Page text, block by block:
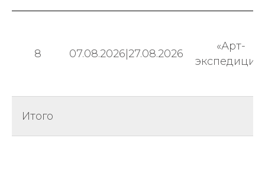
8 07.08.2026|27.08.2026
«Арт-
Итого